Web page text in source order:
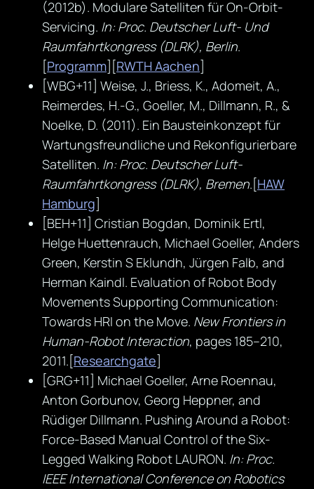
(2012b). Modulare Satelliten für On-Orbit-
Servicing. In: Proc. Deutscher Luft- Und
Raumfahrtkongress (DLRK), Berlin.
[Programm][RWTH Aachen]
[WBG+11] Weise, J., Briess, K., Adomeit, A.,
Reimerdes, H.-G., Goeller, M., Dillmann, R., &
Noelke, D. (2011). Ein Bausteinkonzept für
Wartungsfreundliche und Rekonfigurierbare
Satelliten. In: Proc. Deutscher Luft-
Raumfahrtkongress (DLRK), Bremen.[HAW
Hamburg]
[BEH+11] Cristian Bogdan, Dominik Ertl,
Helge Huettenrauch, Michael Goeller, Anders
Green, Kerstin S Eklundh, Jürgen Falb, and
Herman Kaindl. Evaluation of Robot Body
Movements Supporting Communication:
Towards HRI on the Move. New Frontiers in
Human-Robot Interaction, pages 185–210,
2011.[Researchgate]
[GRG+11] Michael Goeller, Arne Roennau,
Anton Gorbunov, Georg Heppner, and
Rüdiger Dillmann. Pushing Around a Robot:
Force-Based Manual Control of the Six-
Legged Walking Robot LAURON. In: Proc.
IEEE International Conference on Robotics